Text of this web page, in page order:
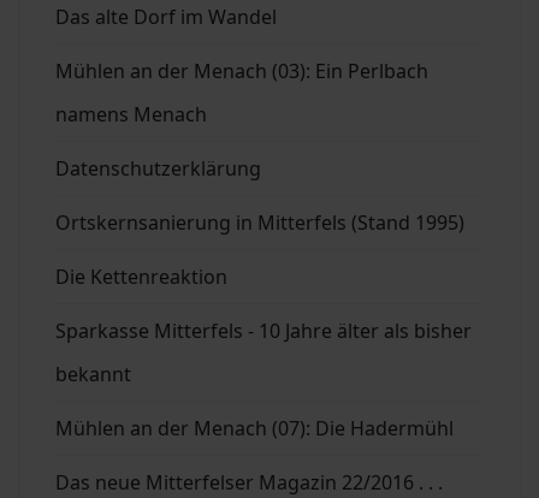
Das alte Dorf im Wandel
Mühlen an der Menach (03): Ein Perlbach
namens Menach
Datenschutzerklärung
Ortskernsanierung in Mitterfels (Stand 1995)
Die Kettenreaktion
Sparkasse Mitterfels - 10 Jahre älter als bisher
bekannt
Mühlen an der Menach (07): Die Hadermühl
Das neue Mitterfelser Magazin 22/2016 . . .